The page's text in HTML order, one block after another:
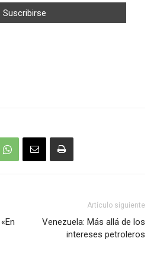
Artículo siguiente
Venezuela: Más allá de los
intereses petroleros